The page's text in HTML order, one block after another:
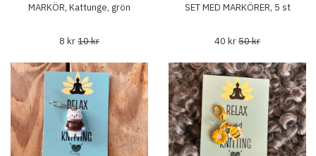
MARKÖR, Kattunge, grön
8 kr10 kr
SET MED MARKÖRER, 5 st
40 kr50 kr